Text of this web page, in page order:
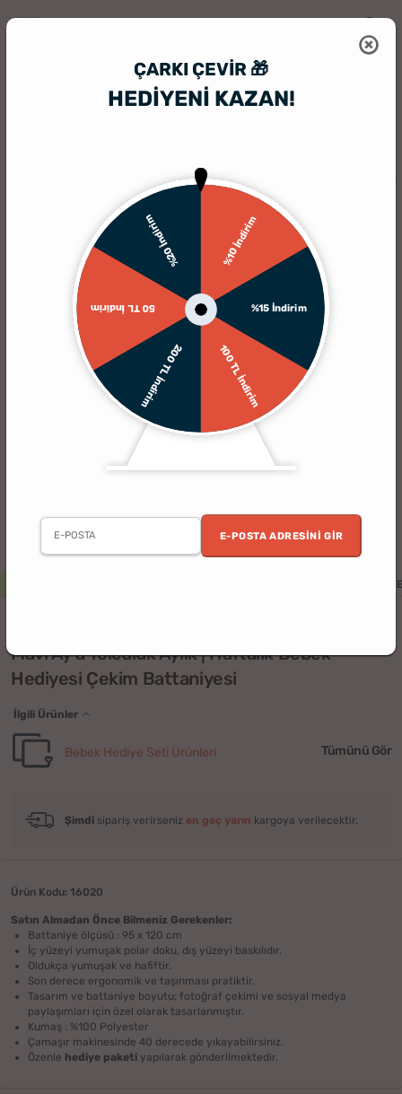
ÇARKI ÇEVIR 🎁
HEDİYENİ KAZAN!
%10 İndirim
%15 İndirim
100 TL İndirim
200 TL İndirim
50 TL İndirim
%20 İndirim
E-POSTA ADRESINI GIR
Mavi Ay'a Yolculuk Aylık | Haftalık Bebek
Hediyesi Çekim Battaniyesi
İlgili Ürünler
Bebek Hediye Seti Ürünleri Tümünü Gör
Şimdi sipariş verirseniz en geç yarın kargoya verilecektir.
Ürün Kodu: 16020
Satın Almadan Önce Bilmeniz Gerekenler:
Battaniye ölçüsü : 95 x 120 cm
İç yüzeyi yumuşak polar doku, dış yüzeyi baskılıdır.
Oldukça yumuşak ve hafiftir.
Son derece ergonomik ve taşınması pratiktir.
Tasarım ve battaniye boyutu; fotoğraf çekimi ve sosyal medya
paylaşımları için özel olarak tasarlanmıştır.
Kumaş : %100 Polyester
Çamaşır makinesinde 40 derecede yıkayabilirsiniz.
Özenle hediye paketi yapılarak gönderilmektedir.